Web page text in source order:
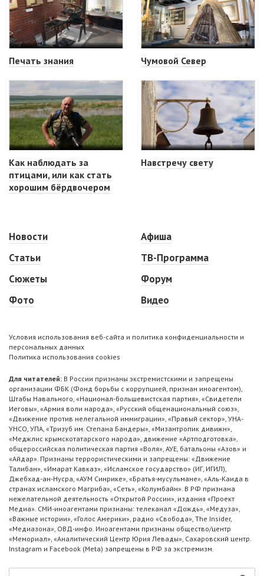
Печать знания Чумовой Север
Как наблюдать за
птицами, или как стать
хорошим бёрдвочером
Навстречу свету
Новости
Статьи
Сюжеты
Фото
Афиша
ТВ-Программа
Форум
Видео
Условия использования веб-сайта и политика конфиденциальности и
персональных данных
Политика использования cookies
Для читателей: В России признаны экстремистскими и запрещены
организации ФБК (Фонд борьбы с коррупцией, признан иноагентом),
Штабы Навального, «Национал-большевистская партия», «Свидетели
Иеговы», «Армия воли народа», «Русский общенациональный союз»,
«Движение против нелегальной иммиграции», «Правый сектор», УНА-
УНСО, УПА, «Тризуб им. Степана Бандеры», «Мизантропик дивижн»,
«Меджлис крымскотатарского народа», движение «Артподготовка»,
общероссийская политическая партия «Воля», АУЕ, батальоны «Азов» и
«Айдар». Признаны террористическими и запрещены: «Движение
Талибан», «Имарат Кавказ», «Исламское государство» (ИГ, ИГИЛ),
Джебхад-ан-Нусра, «АУМ Синрике», «Братья-мусульмане», «Аль-Каида в
странах исламского Магриба», «Сеть», «Колумбайн». В РФ признана
нежелательной деятельность «Открытой России», издания «Проект
Медиа». СМИ-иноагентами признаны: телеканал «Дождь», «Медуза»,
«Важные истории», «Голос Америки», радио «Свобода», The Insider,
«Медиазона», ОВД-инфо. Иноагентами признаны общество/центр
«Мемориал», «Аналитический Центр Юрия Левады», Сахаровский центр.
Instagram и Facebook (Metа) запрещены в РФ за экстремизм.